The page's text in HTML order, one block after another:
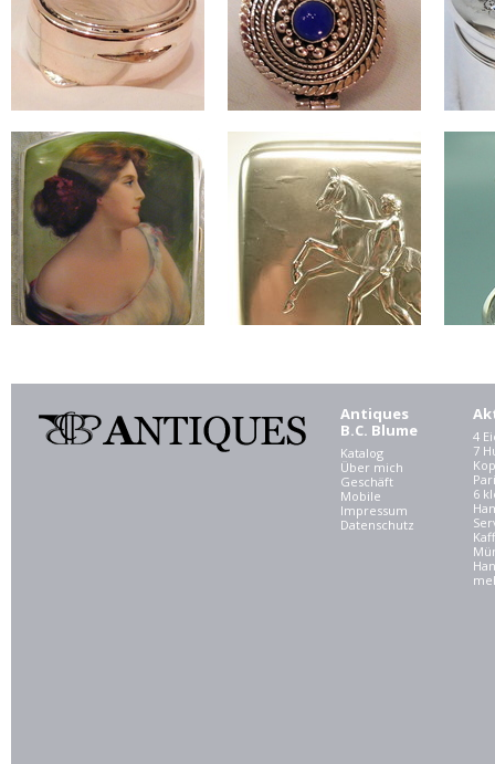
Antiques
B.C. Blume
Katalog
Über mich
Geschäft
Mobile
Impressum
Datenschutz
4
7
6